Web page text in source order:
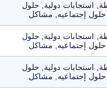
استجابات دولية, حلول
إجتماعيه, مشاكل
استجابات دولية, حلول
إجتماعيه, مشاكل
استجابات دولية, حلول
إجتماعيه, مشاكل